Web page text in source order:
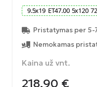
9.5x19 ET47.00 5x120
Pristatymas per 5-
Nemokamas
Kaina už vnt.
218,90 €